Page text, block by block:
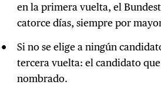
en la primera vuelta, el
catorce días, siempre por
Si no se elige a ningún
tercera vuelta: el candidato
nombrado.